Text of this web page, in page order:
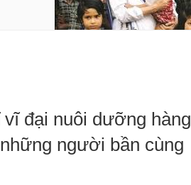
đại nuôi dưỡng hàng
người bần cùng